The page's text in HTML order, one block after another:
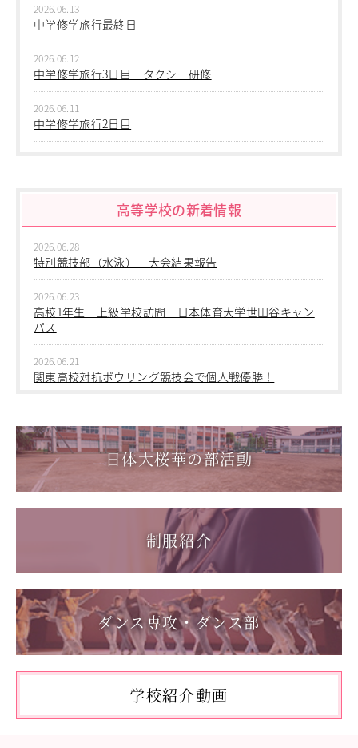
進路実績
指定校推薦
進学指導イベント（キャリアイベント）
卒業生の声
その他
在校生の方
桜育会（同窓会）
日体大桜華U-15
Youtube公式チャンネル
寄付金のお願い
在校生の方
卒業生の方
系列校紹介
個人情報保護
2026.06.13
中学修学旅行最終日
2026.06.12
中学修学旅行3日目 タクシー研修
2026.06.11
中学修学旅行2日目
中学２年生 校外学習
2026.06.09
中学１年生 校外学習
2026.06.09
中学１年 校外学習
2026.03.05
第三回桜華中学校あいさつ＋ひと言運動
2025.08.22
第55回全国中学校バスケットボール大会 サンアリーナせ
んだいin鹿児島
高等学校の新着情報
2026.06.28
特別競技部（水泳） 大会結果報告
2026.06.23
高校1年生 上級学校訪問 日本体育大学世田谷キャン
パス
2026.06.21
関東高校対抗ボウリング競技会で個人戦優勝！
1学年総合スポーツコース キャンプ実習を実施しまし
た
2026.06.05
「日本選手権水泳競技大会」に出場しました。
「59th Japan Rookies Cup 2026」に出場しました。
2026.05.17
「第62回東日本選手権大会」に出場しました。
2026.05.10
「国民スポーツ大会東京都予選」に出場しました。
2026.05.03
「THE DANCE WORLDS 2026」に出場しました。
2026.04.27
日体大桜華の部活動
制服紹介
ダンス専攻・ダンス部
学校紹介動画